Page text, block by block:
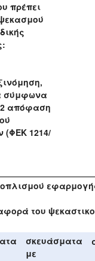
πρέπει
σύμφωνα
απόφαση
(ΦΕΚ 1214/
του
σκευάσματα
με